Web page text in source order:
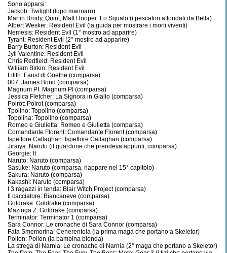
Sono apparsi:
Jackob: Twilight (lupo mannaro)
Martin Brody, Quint, Matt Hooper: Lo Squalo (i pescatori affondati da Bella)
Albert Wesker: Resident Evil (la guida per mostrare i morti viventi)
Nemesis: Resident Evil (1° mostro ad apparire)
Tyrant: Resident Evil (2° mostro ad apparire)
Barry Burton: Resident Evil
Jyll Valentine: Resident Evil
Chris Redfield: Resident Evil
William Birkin: Resident Evil
Lilith: Faust di Goethe (comparsa)
007: James Bond (comparsa)
Magnum PI: Magnum PI (comparsa)
Jessica Fletcher: La Signora in Giallo (comparsa)
Poirot: Poirot (comparsa)
Tpolino: Topolino (comparsa)
Topolina: Topolino (comparsa)
Romeo e Giulietta: Romeo e Giulietta (comparsa)
Comandante Florent: Comandante Florent (comparsa)
Ispettore Callaghan: Ispettore Callaghan (comparsa)
Jiraiya: Naruto (il guardone che prendeva appunti, comparsa)
Georgie: It
Naruto: Naruto (comparsa)
Sasuke: Naruto (comparsa, riappare nel 15° capitolo)
Sakura: Naruto (comparsa)
Kakashi: Naruto (comparsa)
I 3 ragazzi in tenda: Blair Witch Project (comparsa)
Il cacciatore: Biancaneve (comparsa)
Goldrake: Goldrake (comparsa)
Mazinga Z: Goldrake (comparsa)
Terminator: Terminator 1 (comparsa)
Sara Connor: Le cronache di Sara Connor (comparsa)
Fata Smemorina: Cenerentola (la prima maga che portano a Skeletor)
Pollon: Pollon (la bambina bionda)
La strega di Narnia: Le cronache di Narnia (2° maga che portano a Skeletor)